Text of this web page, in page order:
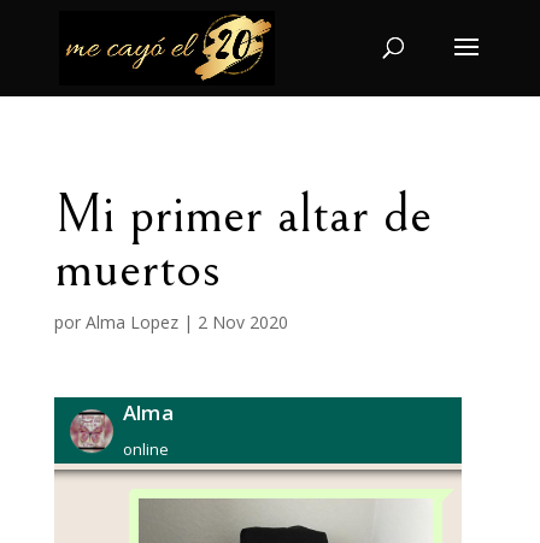
Mi primer altar de
muertos
por Alma Lopez| 2 Nov 2020
Alma
online